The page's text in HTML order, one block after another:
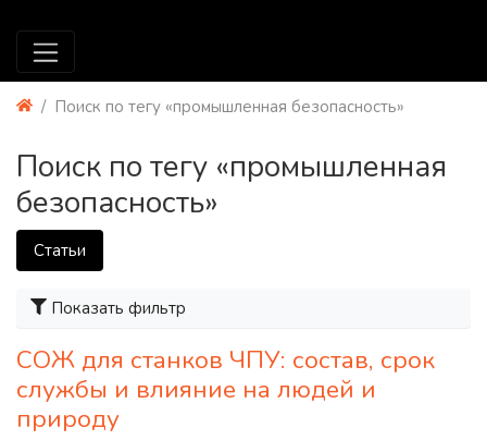
Поиск по тегу «промышленная безопасность»
Поиск по тегу «промышленная
безопасность»
Статьи
Показать фильтр
СОЖ для станков ЧПУ: состав, срок
службы и влияние на людей и
природу